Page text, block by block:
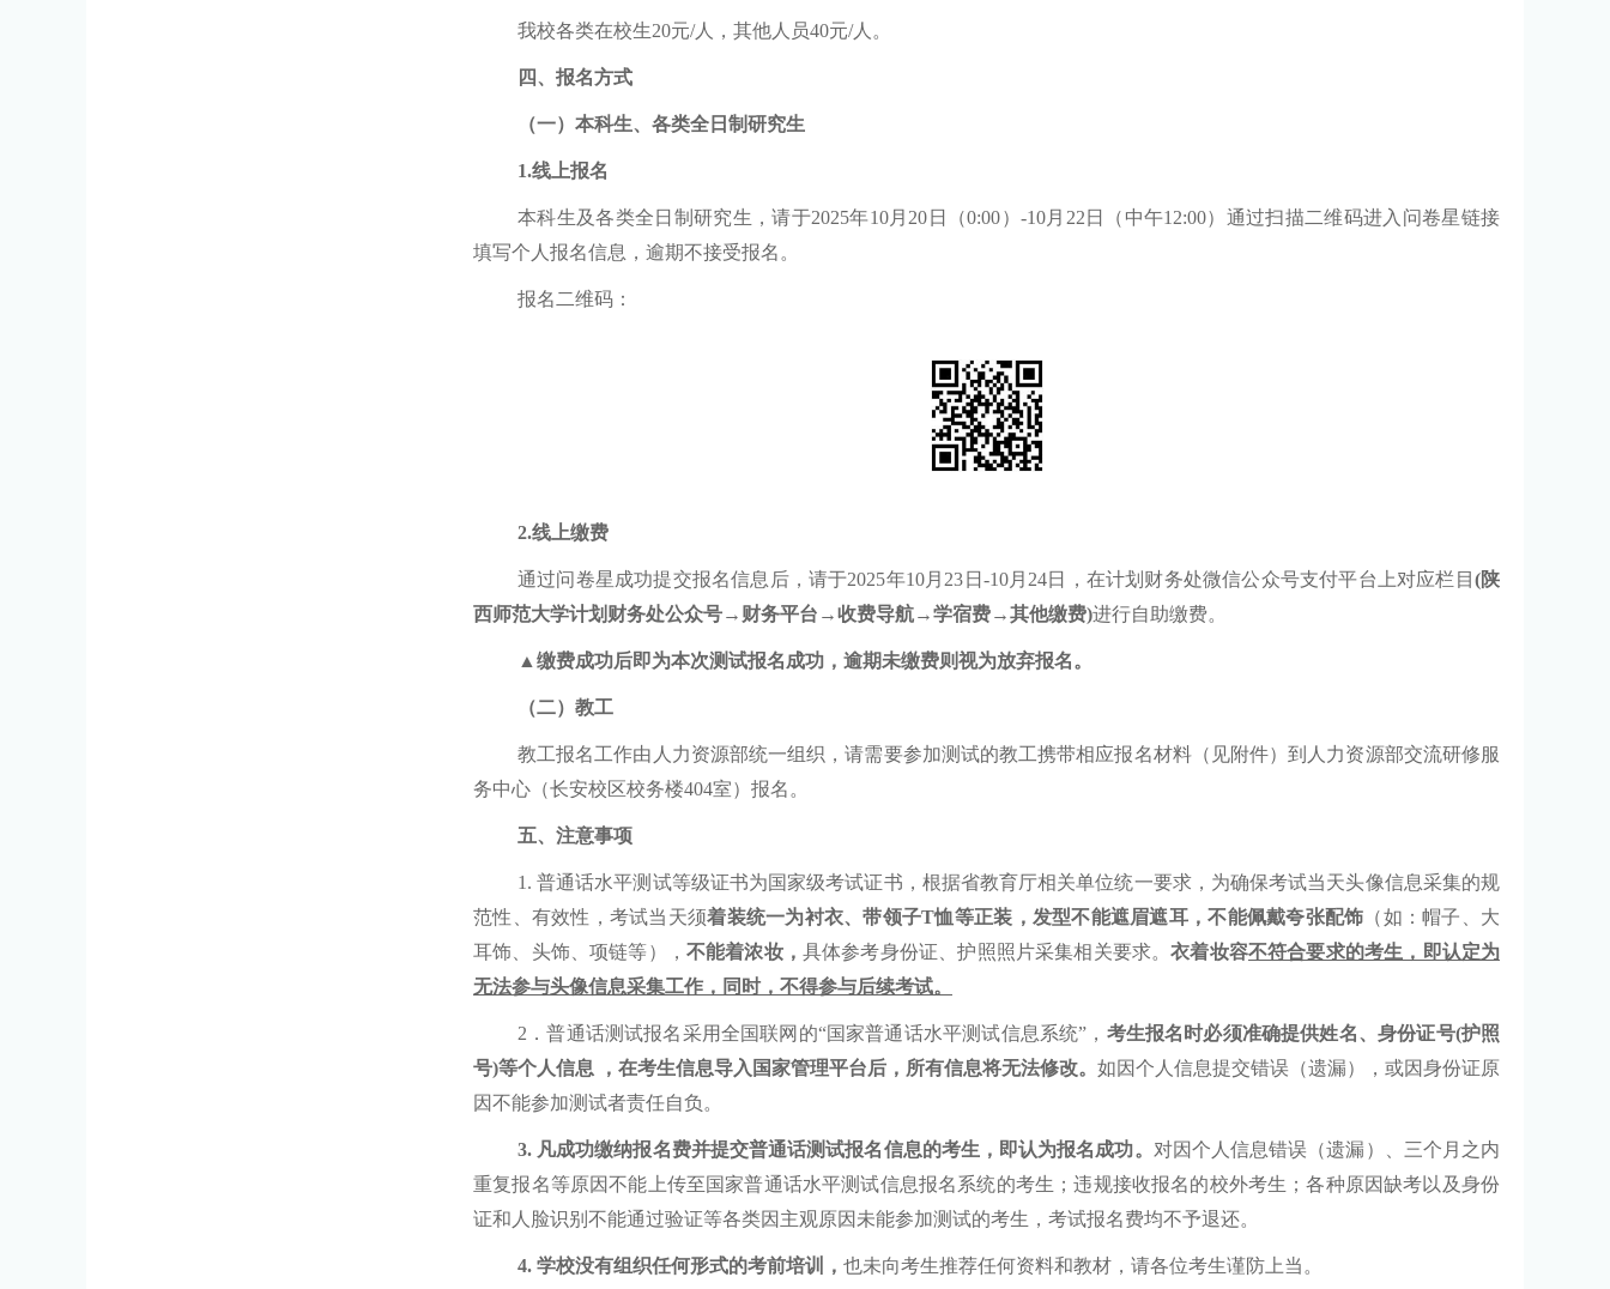
我校各类在校生20元/人，其他人员40元/人。
四、 报名方式
（一） 本科生、 各类全日制研究生
1.线上报名
本科生及各类全日制研究生，请于2025年10月 20 日 （0:00） -10月 22 日 （ 中午12:00） 通过扫描二维码进入问卷星链接
填写个人报名信息， 逾期不接受报名 。
报名二维码：
2.线上缴费
通过问卷星成功提交报名信息后，请于2025年10月 23 日 -10月 24日，在计划财务处微信公众号支付平台上对应栏目 (陕
西师范大学计划财务处公众号→ 财务平台 →收费导航→学宿费→其他缴费)进行自助缴费。
▲ 缴费成功后即为本次测试报名成功，逾期未缴费则视为放弃报名。
（二） 教工
教工报名工作由人力资源部统一组织，请需要参加测试的教工携带相应报名材料（见附件）到人力资源部交流研修服
务中心（长安校区校务楼404室）报名。
五、注意事项
1.普通话水平测试等级证书为国家级考试证书，根据省教育厅相关单位统一要求，为确保考试当天头像信息采集的规
范性、有效性，考试当天须着装统一为衬衣、带领子T恤等正装，发型不能遮眉遮耳，不能佩戴夸张配饰 （如：帽子、大
耳饰、头饰、项链等）， 不能着浓妆， 具体参考身份证、护照照片采集相关要求。衣着妆容不符合要求的考生，即认定为
无法参与头像信息采集工作，同时，不得参与后续考试。
2 ．普通话测试报名采用全国联网的“国家普通话水平测试信息系统” ， 考生报名时必须准确提供姓名、身份证号(护照
号)等个人信息 ，在考生信息导入国家管理平台后，所有信息将无法修改。 如因个人信息提交错误（遗漏），或因身份证原
因不能参加测试者责任自负。
3. 凡成功缴纳报名费并提交普通话测试报名信息的考生，即认为报名成功。 对因个人信息错误（遗漏）、三个月之内
重复报名等原因不能上传至国家普通话水平测试信息报名系统的考生；违规接收报名的校外考生；各种原因缺考以及身份
证和人脸识别不能通过验证等各类因主观原因未能参加测试的考生，考试报名费均不予退还。
4. 学校没有组织任何形式的考前培训， 也未向考生推荐任何资料和教材，请各位考生谨防上当。